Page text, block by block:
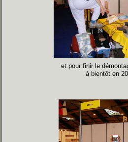
et pour finir le
à bientôt en